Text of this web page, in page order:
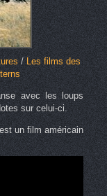
/Les films des
avec les loups
sur celui-ci.
un film américain